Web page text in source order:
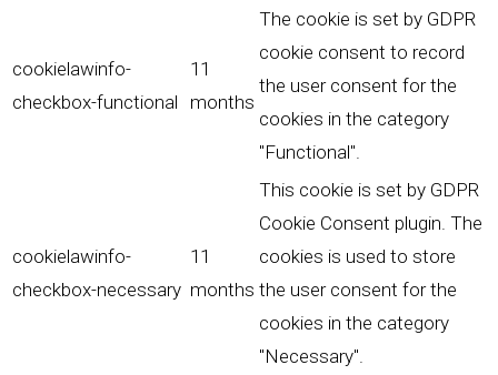
cookielawinfo-
checkbox-functional
11
months
The cookie is set by GDPR
cookie consent to record
the user consent for the
cookies in the category
"Functional".
cookielawinfo-
checkbox-necessary
11
months
This cookie is set by GDPR
Cookie Consent plugin. The
cookies is used to store
the user consent for the
cookies in the category
"Necessary".